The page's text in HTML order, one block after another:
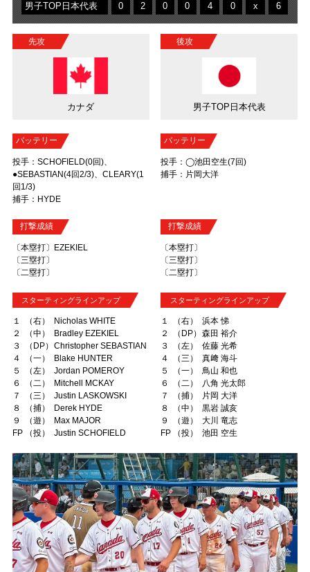
男子TOP日本代表
0 2 0 0 4 0 x 6
先攻
カナダ
後攻
男子TOP日本代表
バッテリー
投手：SCHOFIELD(0回)、
●SEBASTIAN(4回2/3)、CLEARY(1
回1/3)
捕手：HYDE
バッテリー
投手：◯池田空生(7回)
捕手：片岡大洋
打撃成績
〔本塁打〕
EZEKIEL
〔三塁打〕
〔二塁打〕
打撃成績
〔本塁打〕
〔三塁打〕
〔二塁打〕
スターティングラインアップ
１ （右）
Nicholas WHITE
２
（中）
Bradley EZEKIEL
３
（DP） Christopher SEBASTIAN
４
（一）
Blake HUNTER
５
（左）
Jordan POMEROY
６
（二）
Mitchell MCKAY
７
（三）
Justin LASKOWSKI
８
（捕）
Derek HYDE
９
（遊）
Max MAJOR
FP
（投） Justin SCHOFIELD
スターティングラインアップ
１ （右）
浜本 悌
２
（DP） 森田 裕介
３
（左）
佐藤 光希
４
（三）
真﨑 海斗
５
（一）
鳥山 和也
６
（二）
八角 光太郎
７
（捕）
片岡 大洋
８
（中）
黒岩 誠亥
９
（遊）
大川 竜志
FP
（投） 池田 空生